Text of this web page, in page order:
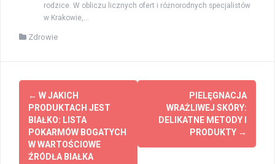
rodzice. W obliczu licznych ofert i różnorodnych specjalistów
w Krakowie,...
Zdrowie
Zobacz
wpisy
← W JAKICH
PRODUKTACH JEST
BIAŁKO: LISTA
POKARMÓW BOGATYCH
W WARTOŚCIOWE
ŹRÓDŁA BIAŁKA
PIELĘGNACJA
WRAŻLIWEJ SKÓRY:
DELIKATNE METODY I
PRODUKTY →